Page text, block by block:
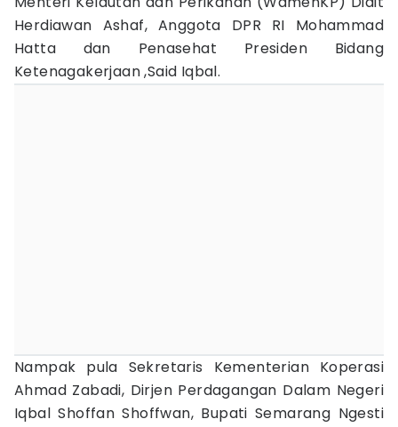
Herdiawan Ashaf, Anggota DPR RI Mohammad
Hatta dan Penasehat Presiden Bidang
Ketenagakerjaan ,Said Iqbal.
Nampak pula Sekretaris Kementerian Koperasi
Ahmad Zabadi, Dirjen Perdagangan Dalam Negeri
Iqbal Shoffan Shoffwan, Bupati Semarang Ngesti